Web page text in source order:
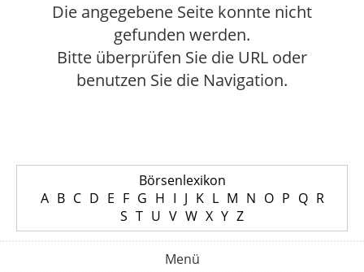
Die angegebene Seite konnte nicht
gefunden werden.
Bitte überprüfen Sie die URL oder
benutzen Sie die Navigation.
Börsenlexikon
A B C D E F G H I J K L M N O P Q R
S T U V W X Y Z
Menü